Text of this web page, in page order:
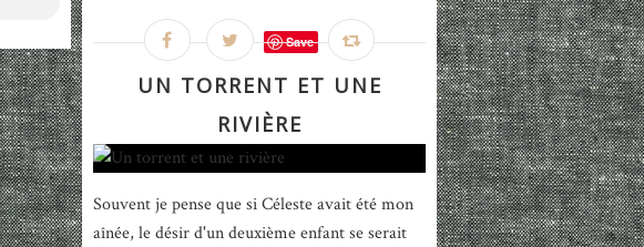
Save
UN TORRENT ET UNE
RIVIÈRE
Souvent je pense que si Céleste avait été mon
aînée, le désir d'un deuxième enfant se serait